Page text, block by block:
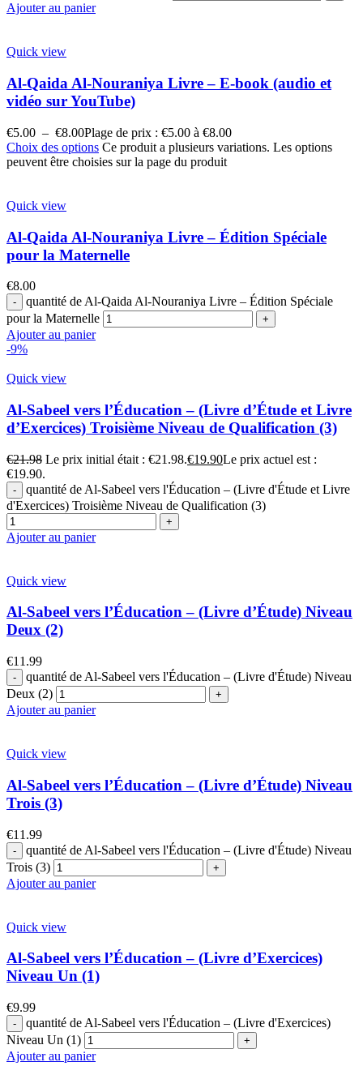
Ajouter au panier
Quick view
Al-Qaida Al-Nouraniya Livre – E-book (audio et
vidéo sur YouTube)
€5.00 – €8.00Plage de prix : €5.00 à €8.00
Choix des options Ce produit a plusieurs variations. Les options
peuvent être choisies sur la page du produit
Quick view
Al-Qaida Al-Nouraniya Livre – Édition Spéciale
pour la Maternelle
€8.00
quantité de Al-Qaida Al-Nouraniya Livre – Édition Spéciale
pour la Maternelle
Ajouter au panier
-9%
Quick view
Al-Sabeel vers l’Éducation – (Livre d’Étude et Livre
d’Exercices) Troisième Niveau de Qualification (3)
€21.98 Le prix initial était : €21.98.€19.90Le prix actuel est :
€19.90.
quantité de Al-Sabeel vers l'Éducation – (Livre d'Étude et Livre
d'Exercices) Troisième Niveau de Qualification (3)
Ajouter au panier
Quick view
Al-Sabeel vers l’Éducation – (Livre d’Étude) Niveau
Deux (2)
€11.99
quantité de Al-Sabeel vers l'Éducation – (Livre d'Étude) Niveau
Deux (2)
Ajouter au panier
Quick view
Al-Sabeel vers l’Éducation – (Livre d’Étude) Niveau
Trois (3)
€11.99
quantité de Al-Sabeel vers l'Éducation – (Livre d'Étude) Niveau
Trois (3)
Ajouter au panier
Quick view
Al-Sabeel vers l’Éducation – (Livre d’Exercices)
Niveau Un (1)
€9.99
quantité de Al-Sabeel vers l'Éducation – (Livre d'Exercices)
Niveau Un (1)
Ajouter au panier